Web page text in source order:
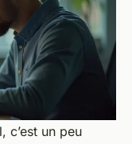
c’est un peu